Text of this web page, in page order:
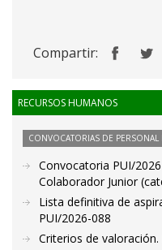
Compartir:
RECURSOS HUMANOS
CONVOCATORIAS DE PERSONAL
Convocatoria PUI/
Colaborador Junior
Lista definitiva de
PUI/2026-088
Criterios de